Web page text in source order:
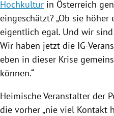
Hochkultur in Österreich
eingeschätzt? „Ob sie
eigentlich egal. Und wir
Wir haben jetzt die IG-
eben in dieser Krise
können.“
Heimische Veranstalter der
die vorher „nie viel Kontakt